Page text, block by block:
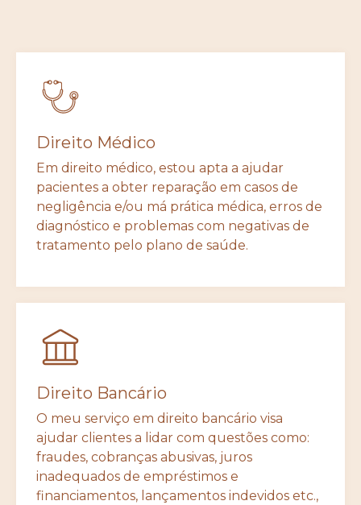
Direito Médico
Em direito médico, estou apta a ajudar
pacientes a obter reparação em casos de
negligência e/ou má prática médica, erros de
diagnóstico e problemas com negativas de
tratamento pelo plano de saúde.
Direito Bancário
O meu serviço em direito bancário visa
ajudar clientes a lidar com questões como:
fraudes, cobranças abusivas, juros
inadequados de empréstimos e
financiamentos, lançamentos indevidos etc.,